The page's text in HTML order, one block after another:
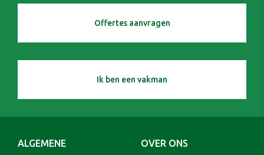
Offertes aanvragen
Ik ben een vakman
ALGEMENE
OVER ONS